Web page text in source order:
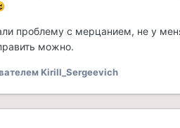
проблему с мерцанием, не у
можно.
Kirill_Sergeevich